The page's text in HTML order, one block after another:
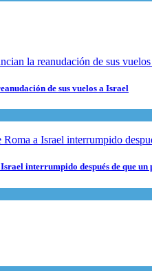
de sus vuelos a Israel
interrumpido después de que